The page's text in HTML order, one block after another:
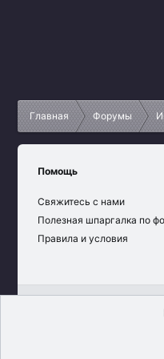
Главная Форумы
Помощь
Свяжитесь с нами
Полезная шпаргалка по
Правила и условия
Russian